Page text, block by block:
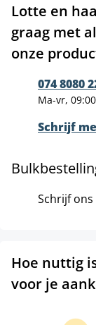
Lotte en
graag met
onze
074 8080
Ma-vr,
Schrijf
Schrijf ons
Hoe nuttig
voor je